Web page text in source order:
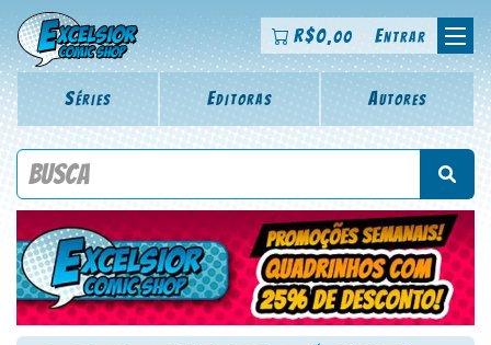
R$0,00 Entrar
Séries Editoras Autores
Procure por título da revista, personagem, série, escritor,